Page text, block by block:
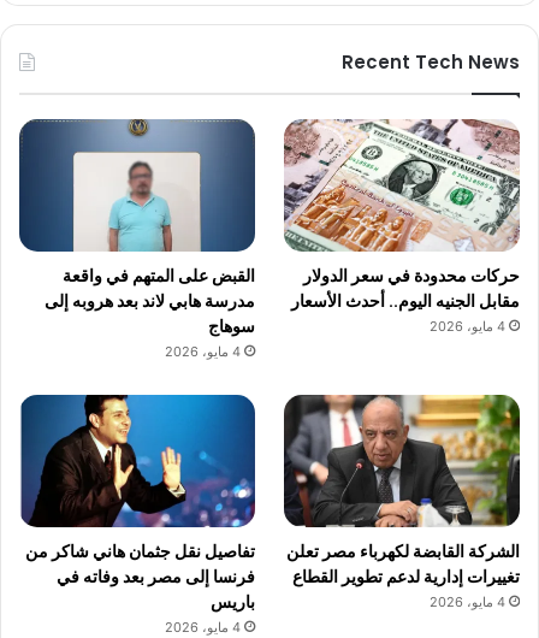
Recent Tech News
حركات محدودة في سعر الدولار
مقابل الجنيه اليوم.. أحدث الأسعار
4 مايو، 2026
القبض على المتهم في واقعة
مدرسة هابي لاند بعد هروبه إلى
سوهاج
4 مايو، 2026
الشركة القابضة لكهرباء مصر تعلن
تغييرات إدارية لدعم تطوير القطاع
4 مايو، 2026
تفاصيل نقل جثمان هاني شاكر من
فرنسا إلى مصر بعد وفاته في
باريس
4 مايو، 2026